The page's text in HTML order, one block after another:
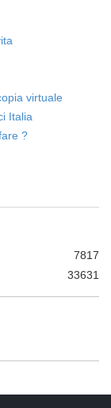
virtuale
Italia
?
7817
33631